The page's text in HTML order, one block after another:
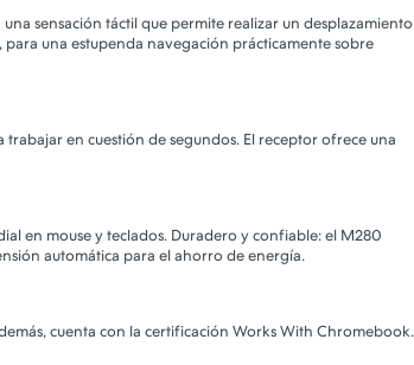
sensación táctil que permite realizar un desplazamiento
una estupenda navegación prácticamente sobre
en cuestión de segundos. El receptor ofrece una
en mouse y teclados. Duradero y confiable: el M280
automática para el ahorro de energía.
cuenta con la certificación Works With Chromebook.